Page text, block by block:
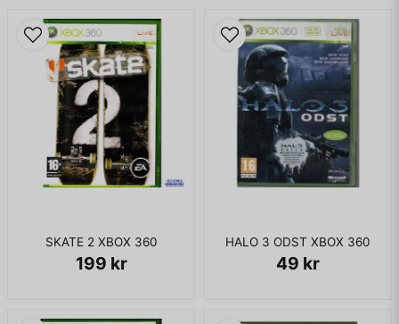
SKATE 2 XBOX 360
199 kr
HALO 3 ODST XBOX 360
49 kr